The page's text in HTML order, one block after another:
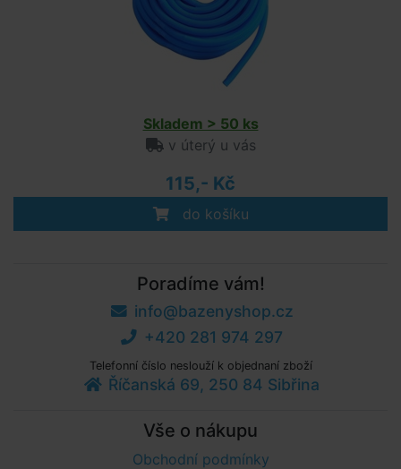
Skladem > 50 ks
v úterý u vás
115,- Kč
do košíku
Poradíme vám!
info@bazenyshop.cz
+420 281 974 297
Telefonní číslo neslouží k objednaní zboží
Říčanská 69, 250 84 Sibřina
Vše o nákupu
Obchodní podmínky